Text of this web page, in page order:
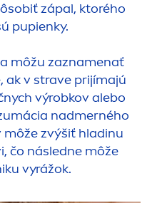
zápal, ktorého
pupienky.
môžu zaznamenať
ak v strave prijímajú
výrobkov alebo
nadmerného
zvýšiť hladinu
čo následne môže
vyrážok.